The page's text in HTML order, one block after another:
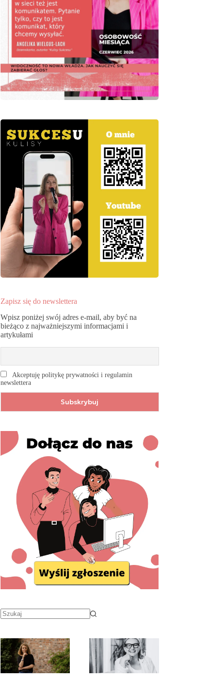
Zapisz się do newslettera
Wpisz poniżej swój adres e-mail, aby być na
bieżąco z najważniejszymi informacjami i
artykułami
Akceptuję politykę prywatności i regulamin
newslettera